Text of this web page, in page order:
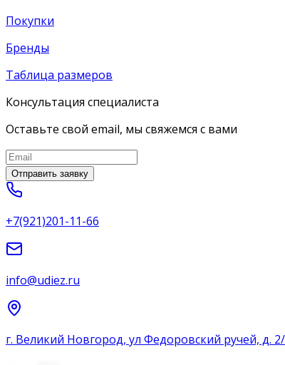
Покупки
Бренды
Таблица размеров
Консультация специалиста
Оставьте свой email, мы свяжемся с вами
Отправить заявку
+7(921)201-11-66
info@udiez.ru
г. Великий Новгород, ул Федоровский ручей, д.